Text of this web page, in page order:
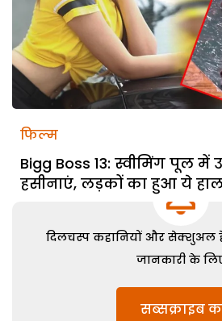
फिल्म
Bigg Boss 13: स्वीमिंग पूल में
हसीनाएं, लड़कों का हुआ ये
दिलचस्प कहानियों और सेक्शुअल
जानकारी के
सब्सक्राइब